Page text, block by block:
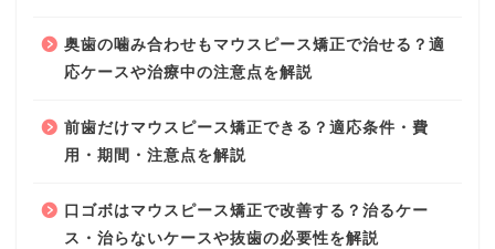
奥歯の噛み合わせもマウスピース矯正で治せる？適
応ケースや治療中の注意点を解説
前歯だけマウスピース矯正できる？適応条件・費
用・期間・注意点を解説
口ゴボはマウスピース矯正で改善する？治るケー
ス・治らないケースや抜歯の必要性を解説